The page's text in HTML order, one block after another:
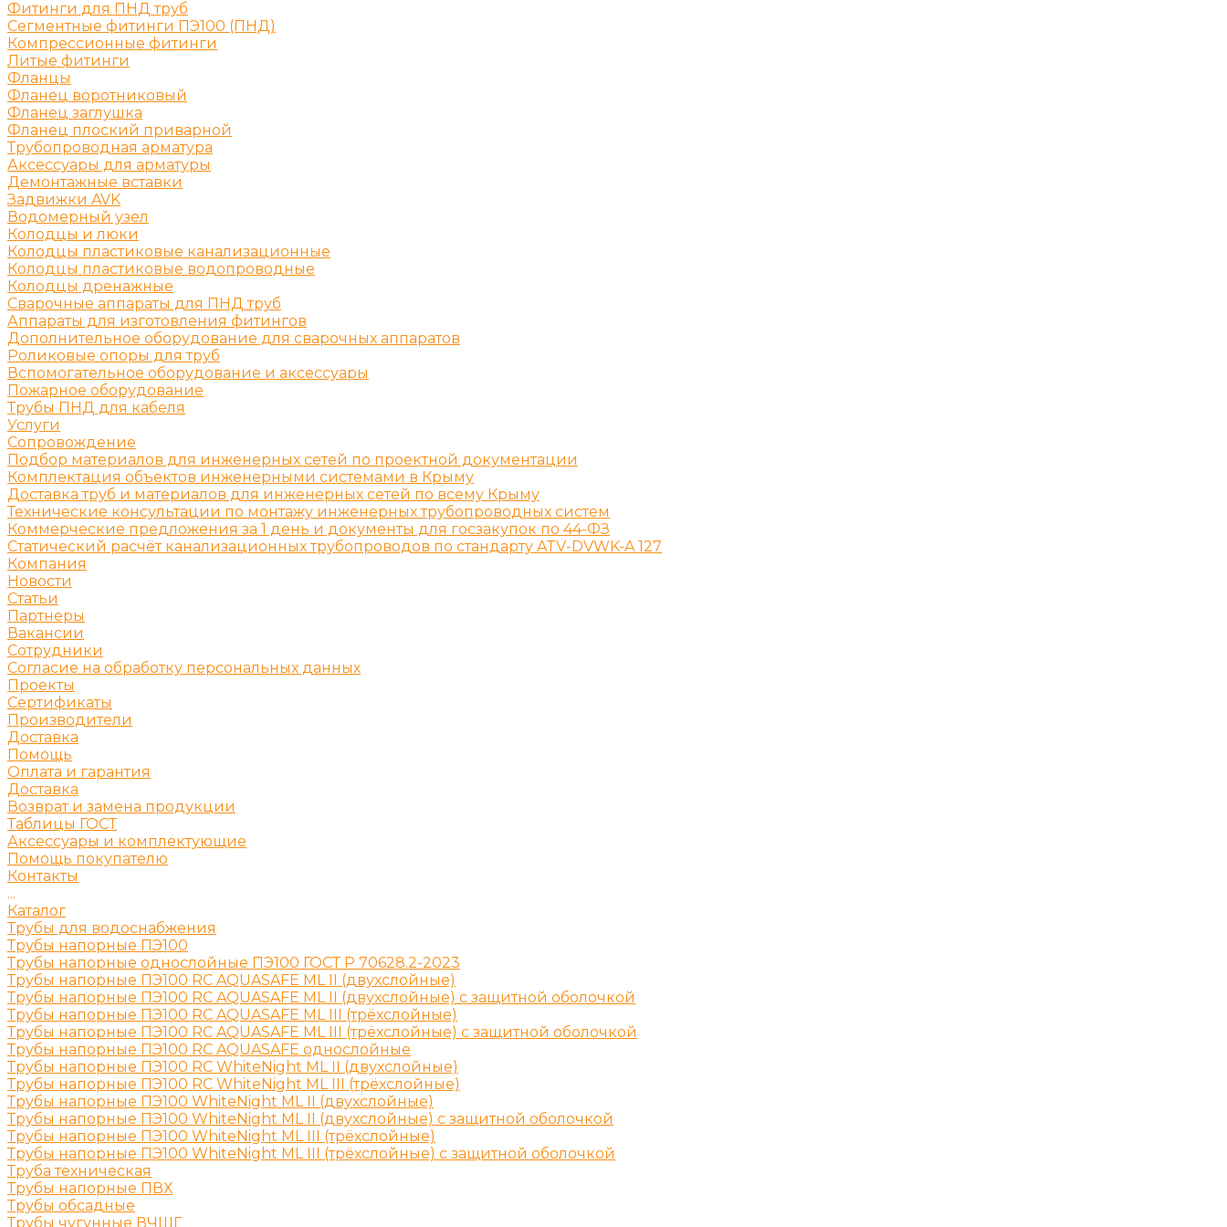
Фитинги для ПНД труб
Сегментные фитинги ПЭ100 (ПНД)
Компрессионные фитинги
Литые фитинги
Фланцы
Фланец воротниковый
Фланец заглушка
Фланец плоский приварной
Трубопроводная арматура
Аксессуары для арматуры
Демонтажные вставки
Задвижки AVK
Водомерный узел
Колодцы и люки
Колодцы пластиковые канализационные
Колодцы пластиковые водопроводные
Колодцы дренажные
Сварочные аппараты для ПНД труб
Аппараты для изготовления фитингов
Дополнительное оборудование для сварочных аппаратов
Роликовые опоры для труб
Вспомогательное оборудование и аксессуары
Пожарное оборудование
Трубы ПНД для кабеля
Услуги
Сопровождение
Подбор материалов для инженерных сетей по проектной документации
Комплектация объектов инженерными системами в Крыму
Доставка труб и материалов для инженерных сетей по всему Крыму
Технические консультации по монтажу инженерных трубопроводных систем
Коммерческие предложения за 1 день и документы для госзакупок по 44-ФЗ
Статический расчёт канализационных трубопроводов по стандарту ATV-DVWK-A 127
Компания
Новости
Статьи
Партнеры
Вакансии
Сотрудники
Согласие на обработку персональных данных
Проекты
Сертификаты
Производители
Доставка
Помощь
Оплата и гарантия
Доставка
Возврат и замена продукции
Таблицы ГОСТ
Аксессуары и комплектующие
Помощь покупателю
Контакты
...
Каталог
Трубы для водоснабжения
Трубы напорные ПЭ100
Трубы напорные однослойные ПЭ100 ГОСТ Р 70628.2-2023
Трубы напорные ПЭ100 RC AQUASAFE ML II (двухслойные)
Трубы напорные ПЭ100 RC AQUASAFE ML II (двухслойные) с защитной оболочкой
Трубы напорные ПЭ100 RC AQUASAFE ML III (трёхслойные)
Трубы напорные ПЭ100 RC AQUASAFE ML III (трёхслойные) с защитной оболочкой
Трубы напорные ПЭ100 RC AQUASAFE однослойные
Трубы напорные ПЭ100 RC WhiteNight ML II (двухслойные)
Трубы напорные ПЭ100 RC WhiteNight ML III (трёхслойные)
Трубы напорные ПЭ100 WhiteNight ML II (двухслойные)
Трубы напорные ПЭ100 WhiteNight ML II (двухслойные) с защитной оболочкой
Трубы напорные ПЭ100 WhiteNight ML III (трёхслойные)
Трубы напорные ПЭ100 WhiteNight ML III (трёхслойные) с защитной оболочкой
Труба техническая
Трубы напорные ПВХ
Трубы обсадные
Трубы чугунные ВЧШГ